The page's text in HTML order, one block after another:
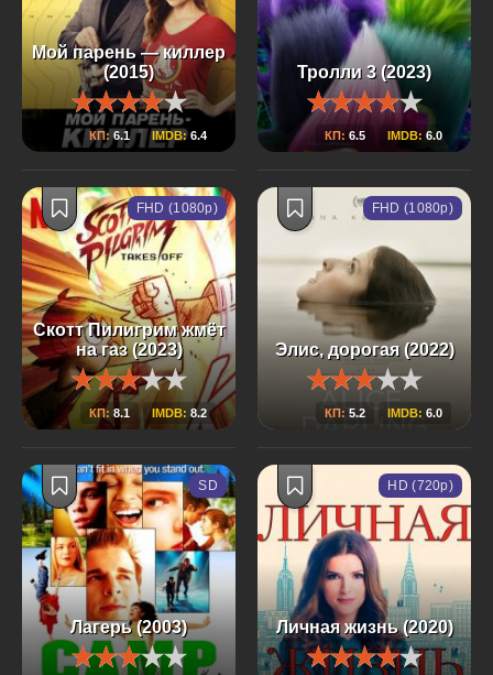
Мой парень — киллер
(2015)
КП: 6.1 IMDB:6.4
Тролли 3 (2023)
КП: 6.5 IMDB:6.0
Скотт Пилигрим жмёт
на газ (2023)
КП: 8.1 IMDB: 8.2
FHD (1080p)
Элис, дорогая (2022)
КП: 5.2 IMDB: 6.0
FHD (1080p)
Лагерь (2003)
SD
Личная жизнь (2020)
HD (720p)